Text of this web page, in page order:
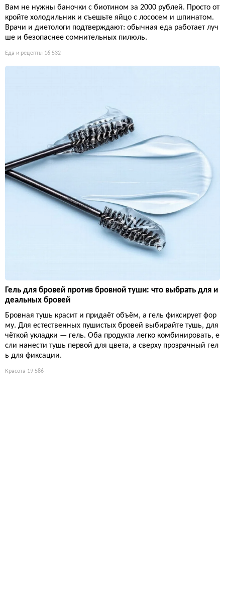
Вам не нужны баночки с биотином за 2000 рублей. Просто от
кройте холодильник и съешьте яйцо с лососем и шпинатом.
Врачи и диетологи подтверждают: обычная еда работает луч
ше и безопаснее сомнительных пилюль.
Еда и рецепты 16 532
Гель для бровей против бровной туши: что выбрать для и
деальных бровей
Бровная тушь красит и придаёт объём, а гель фиксирует фор
му. Для естественных пушистых бровей выбирайте тушь, для
чёткой укладки — гель. Оба продукта легко комбинировать, е
сли нанести тушь первой для цвета, а сверху прозрачный гел
ь для фиксации.
Красота 19 586